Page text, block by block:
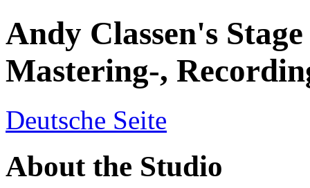
Andy Classen's
Mastering-,
Deutsche Seite
About the Studio